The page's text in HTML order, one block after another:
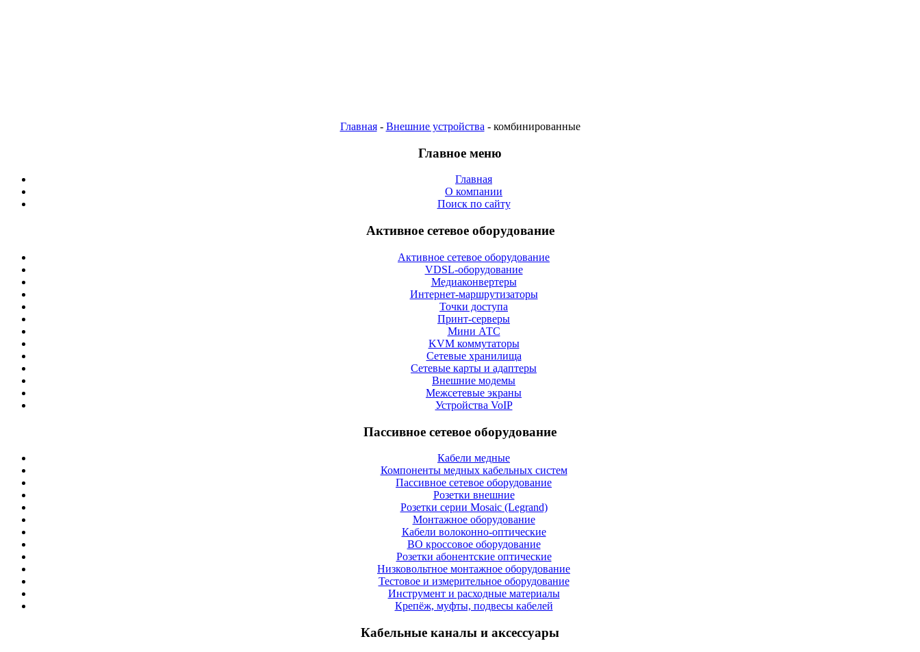
Главная- Внешние устройства - комбинированные
Главное меню
Главная
О компании
Поиск по сайту
Активное сетевое оборудование
Активное сетевое оборудование
VDSL-оборудование
Медиаконвертеры
Интернет-маршрутизаторы
Точки доступа
Принт-серверы
Мини АТС
KVM коммутаторы
Сетевые хранилища
Сетевые карты и адаптеры
Внешние модемы
Межсетевые экраны
Устройства VoIP
Пассивное сетевое оборудование
Кабели медные
Компоненты медных кабельных систем
Пассивное сетевое оборудование
Розетки внешние
Розетки серии Mosaic (Legrand)
Монтажное оборудование
Кабели волоконно-оптические
ВО кроссовое оборудование
Розетки абонентские оптические
Низковольтное монтажное оборудование
Тестовое и измерительное оборудование
Инструмент и расходные материалы
Крепёж, муфты, подвесы кабелей
Кабельные каналы и аксессуары